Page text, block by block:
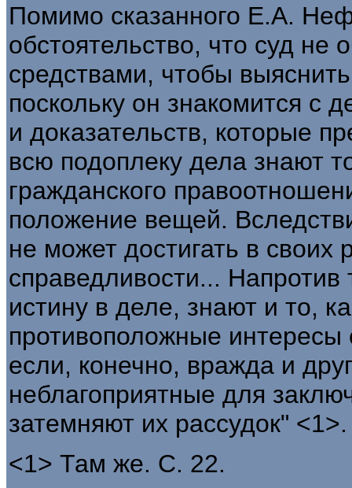
Помимо сказанного Е.А.
обстоятельство, что суд не
средствами, чтобы
поскольку он знакомится с
и доказательств, которые
всю подоплеку дела знают
гражданского
положение вещей.
не может достигать в своих
справедливости...
истину в деле, знают и то,
противоположные интересы
если, конечно, вражда и
неблагоприятные для
затемняют их рассудок" <1>.
<1> Там же. С. 22.